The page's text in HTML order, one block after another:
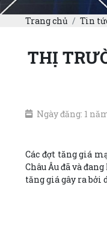
Trang chủ Tin
THỊ
Ngày đăng: 1
Các đợt tăng giá
Châu Âu đã và
tăng giá gây ra bởi